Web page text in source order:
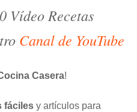
Vídeo Recetas
Canal de YouTube
Casera!
fáciles y artículos para